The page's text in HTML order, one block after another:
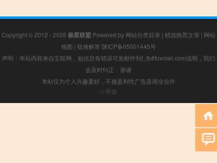
Copyright © 2012 - 2026 极星联盟 Powered by 网站分类目录 | 精选推荐文章 | 网站
地图 | 疑难解答 陕ICP备05001445号
声明：本站内容来自互联网，如信息有错误可发邮件到f_fb#foxmail.com说明，我们
会及时纠正，谢谢
本站仅为个人兴趣爱好，不接盈利性广告及商业合作
小男孩